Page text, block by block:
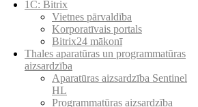
1C: Bitrix
Vietnes pārvaldība
Korporatīvais portals
Bitrix24 mākonī
Thales aparatūras un programmatūras
aizsardzība
Aparatūras aizsardzība Sentinel
HL
Programmatūras aizsardzība